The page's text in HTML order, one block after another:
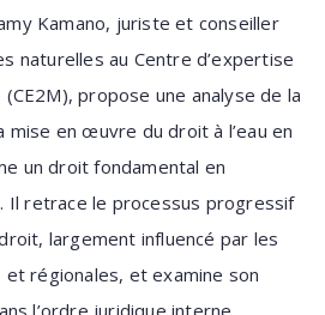
Kamano, juriste et conseiller
naturelles au Centre d’expertise
propose une analyse de la
mise en œuvre du droit à l’eau en
un droit fondamental en
Il retrace le processus progressif
largement influencé par les
régionales, et examine son
l’ordre juridique interne,